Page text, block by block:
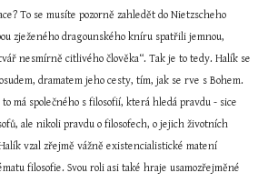
To se musíte pozorně zahledět do Nietzscheho
zježeného dragounského kníru spatřili jemnou,
nesmírně citlivého člověka“. Tak je to tedy. Halík se
dramatem jeho cesty, tím, jak se rve s Bohem.
to má společného s filosofií, která hledá pravdu - sice
ale nikoli pravdu o filosofech, o jejich životních
vzal zřejmě vážně existencialistické matení
filosofie. Svou roli asi také hraje usamozřejměné